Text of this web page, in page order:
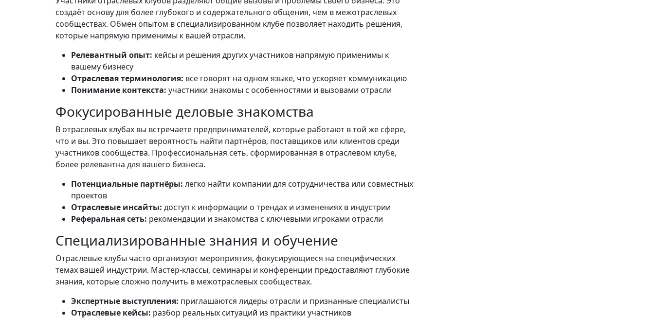
создаёт основу для более глубокого и содержательного общения, чем в межотраслевых
сообществах. Обмен опытом в специализированном клубе позволяет находить решения,
которые напрямую применимы к вашей отрасли.
Релевантный опыт: кейсы и решения других участников напрямую применимы к
вашему бизнесу
Отраслевая терминология: все говорят на одном языке, что ускоряет коммуникацию
Понимание контекста: участники знакомы с особенностями и вызовами отрасли
Фокусированные деловые знакомства
В отраслевых клубах вы встречаете предпринимателей, которые работают в той же сфере,
что и вы. Это повышает вероятность найти партнёров, поставщиков или клиентов среди
участников сообщества. Профессиональная сеть, сформированная в отраслевом клубе,
более релевантна для вашего бизнеса.
Потенциальные партнёры: легко найти компании для сотрудничества или совместных
проектов
Отраслевые инсайты: доступ к информации о трендах и изменениях в индустрии
Реферальная сеть: рекомендации и знакомства с ключевыми игроками отрасли
Специализированные знания и обучение
Отраслевые клубы часто организуют мероприятия, фокусирующиеся на специфических
темах вашей индустрии. Мастер-классы, семинары и конференции предоставляют глубокие
знания, которые сложно получить в межотраслевых сообществах.
Экспертные выступления: приглашаются лидеры отрасли и признанные специалисты
Отраслевые кейсы: разбор реальных ситуаций из практики участников